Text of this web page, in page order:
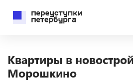
Квартиры в
Морошкино